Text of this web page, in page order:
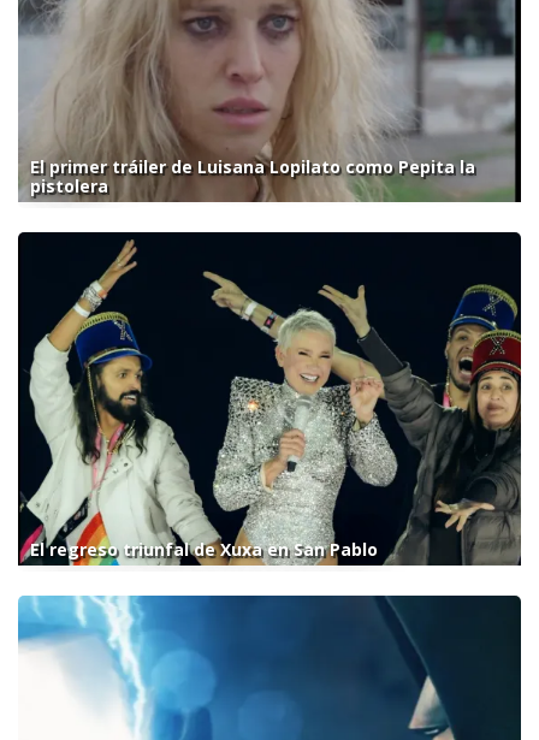
El primer tráiler de Luisana Lopilato como Pepita la
pistolera
El regreso triunfal de Xuxa en San Pablo